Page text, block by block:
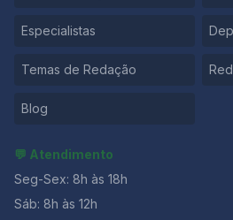
Especialistas
Temas de Redação
Blog
💬 Atendimento
Seg-Sex: 8h às 18h
Sáb: 8h às 12h